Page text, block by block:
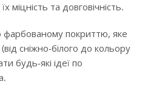
міцність та довговічність.
фарбованому покриттю, яке
сніжно-білого до кольору
будь-які ідеї по